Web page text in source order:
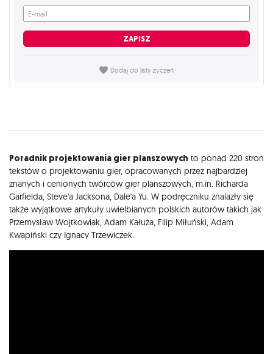
E-mail
ZAPISZ
Dodaj do listy życzeń
Opis
Poradnik projektowania gier planszowych to ponad 220 stron
tekstów o projektowaniu gier, opracowanych przez najbardziej
znanych i cenionych twórców gier planszowych, m.in. Richarda
Garfielda, Steve'a Jacksona, Dale'a Yu. W podręczniku znalazły się
także wyjątkowe artykuły uwielbianych polskich autorów takich jak
Przemysław Wojtkowiak, Adam Kałuża, Filip Miłuński, Adam
Kwapiński czy Ignacy Trzewiczek.